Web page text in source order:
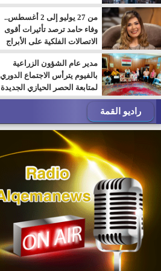
من 27 يوليو إلى 2 أغسطس..
وفاء حامد ترصد تأثيرات أقوى
الاتصالات الفلكية على الأبراج
مدير عام الشؤون الزراعية
بالفيوم يترأس الاجتماع الدوري
لمتابعة الحصر الحيازي الجديدة
راديو القمة